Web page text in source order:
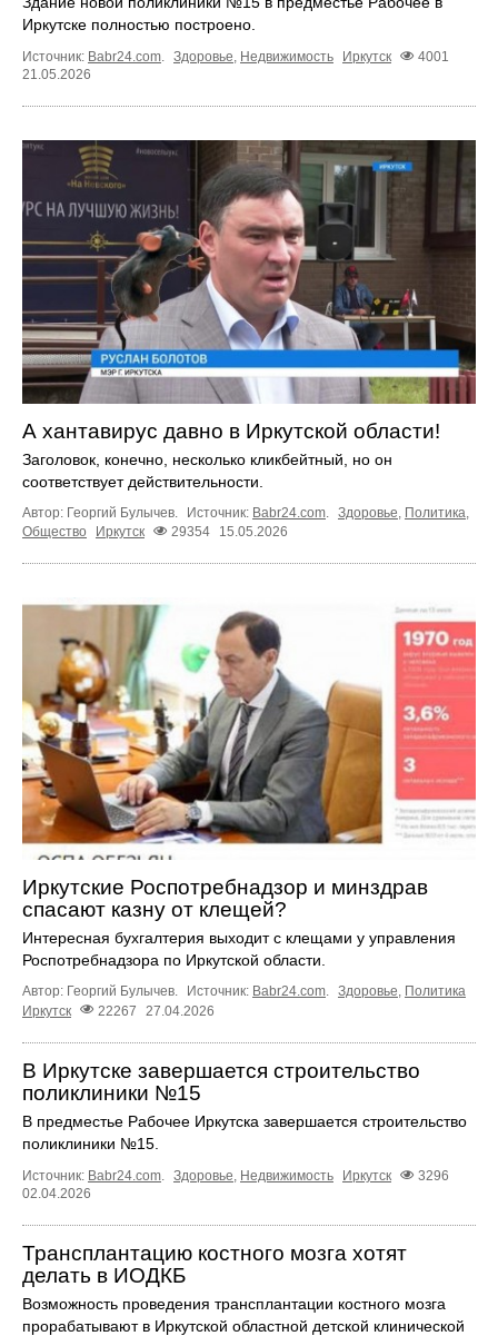
Иркутске полностью построено.
Источник: Babr24.com. Здоровье, Недвижимость Иркутск
4001
21.05.2026
А хантавирус давно в Иркутской области!
Заголовок, конечно, несколько кликбейтный, но он
соответствует действительности.
Автор: Георгий Булычев. Источник: Babr24.com Здоровье Политика
Общество
Иркутск 29354 15.05.2026
Иркутские Роспотребнадзор и минздрав
спасают казну от клещей?
Интересная бухгалтерия выходит с клещами у управления
Роспотребнадзора по Иркутской области.
Автор: Георгий Булычев. Источник: Babr24.com. Здоровье, Политика
Иркутск
22267 27.04.2026
В Иркутске завершается строительство
поликлиники №15
В предместье Рабочее Иркутска завершается строительство
поликлиники №15.
Источник: Babr24.com Здоровье Недвижимость Иркутск
3296
02.04.2026
Трансплантацию костного мозга хотят
делать в ИОДКБ
Возможность проведения трансплантации костного мозга
прорабатывают в Иркутской областной детской клинической